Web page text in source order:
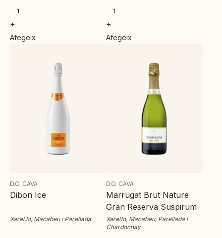
+
Afegeix
+
Afegeix
D.O. CAVA
Dibon Ice
Xarel.lo, Macabeu i Parellada
D.O. CAVA
Marrugat Brut Nature
Gran Reserva Suspirum
Xarel·lo, Macabeu, Parellada i
Chardonnay